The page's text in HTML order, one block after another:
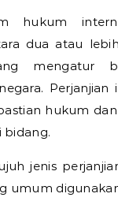
hukum
dua atau
mengatur
hukum
bidang.
jenis
umum